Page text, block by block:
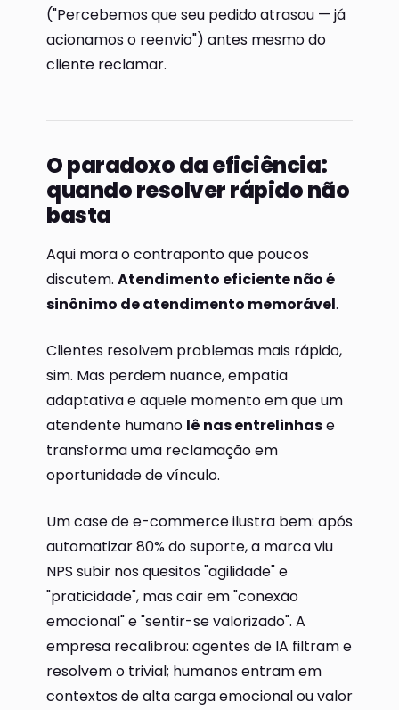
("Percebemos que seu pedido atrasou — já
acionamos o reenvio") antes mesmo do
cliente reclamar.
O paradoxo da eficiência:
quando resolver rápido não
basta
Aqui mora o contraponto que poucos
discutem. Atendimento eficiente não é
sinônimo de atendimento memorável.
Clientes resolvem problemas mais rápido,
sim. Mas perdem nuance, empatia
adaptativa e aquele momento em que um
atendente humano lê nas entrelinhase
transforma uma reclamação em
oportunidade de vínculo.
Um case de e-commerce ilustra bem: após
automatizar 80% do suporte, a marca viu
NPS subir nos quesitos "agilidade" e
"praticidade", mas cair em "conexão
emocional" e "sentir-se valorizado". A
empresa recalibrou: agentes de IA filtram e
resolvem o trivial; humanos entram em
contextos de alta carga emocional ou valor